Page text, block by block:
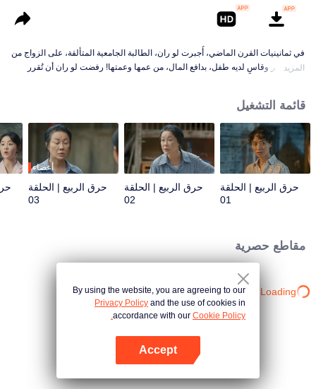
في ثمانينيات القرن الماضي، أُجبرت لو ران، الطالبة الجامعية المتألقة، على الزواج من
رجل فقير وقاسٍ لديه طفل، بدافع المال، من عمها وعمتها! رفضت لو ران أن تُقرر
المزيد
قائمة التشغيل
حرق الربيع | الحلقة
01
حرق الربيع | الحلقة
02
أعضاء
حرق الربيع | الحلقة
03
مقاطع حصرية
Loading…
By using the website, you are agreeing to our
Privacy Policy and the use of cookies in
accordance with our Cookie Policy.
Accept